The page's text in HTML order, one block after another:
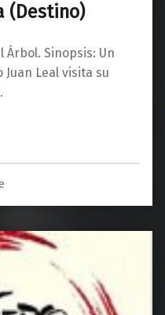
(Destino)
Sinopsis: Un
Leal visita su